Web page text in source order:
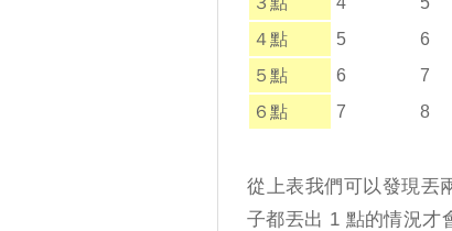
４點
5 6
５點
6 7
６點
7 8
從上表我們可以發現丟
子都丟出 1 點的情況才